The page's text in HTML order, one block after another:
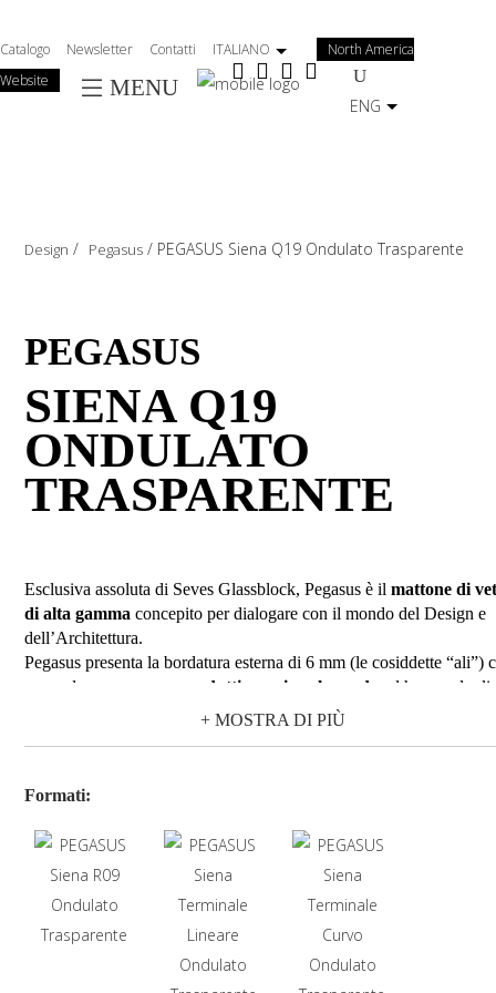
al
contenuto
Catalogo Newsletter Contatti ITALIANO
North America
Website
MENU
ENG
Design / Pegasus / PEGASUS Siena Q19 Ondulato Trasparente
PEGASUS
SIENA Q19
ONDULATO
TRASPARENTE
Esclusiva assoluta di Seves Glassblock, Pegasus è ilmattone di
di alta gamma concepito per dialogare con il mondo del Design e
dell’Architettura.
Pegasus presenta la bordatura esterna di 6 mm (le cosiddette “ali”)
nasce da un
processo produttivo unico al mondo
ed ha una
ridurre lafuga a soli 2 mm, con l’ effetto finale di
ospitare in modo invisibile nell’intercapedine tra i mattoni
tutto vetro”,
che immette negli ambienti nuova
e leggerezza.
Pegasus è una collezione completa con unagamma variegata
termini di colori, formati, disegni vetro e finiture per ogni esigenza
interni che per esterni
, per chi ama arredare con
+ MOSTRA DI PIÙ
Formati: